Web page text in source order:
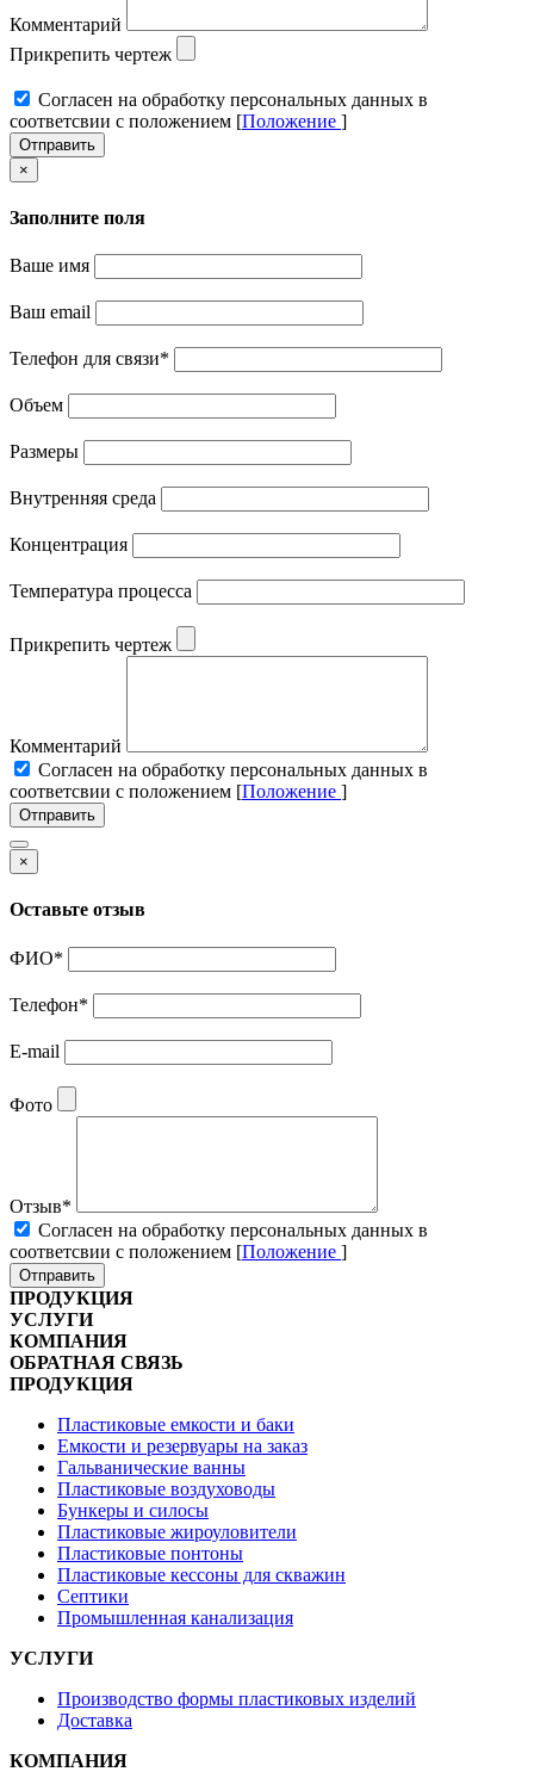
Комментарий
Прикрепить чертеж
Cогласен на обработку персональных данных в
соответсвии с положением [Положение ]
Отправить
×
Заполните поля
Ваше имя
Ваш email
Телефон для связи*
Объем
Размеры
Внутренняя среда
Концентрация
Температура процесса
Прикрепить чертеж
Комментарий
Cогласен на обработку персональных данных в
соответсвии с положением [Положение ]
Отправить
×
Оставьте отзыв
ФИО*
Телефон*
E-mail
Фото
Отзыв*
Cогласен на обработку персональных данных в
соответсвии с положением [Положение ]
Отправить
ПРОДУКЦИЯ
УСЛУГИ
КОМПАНИЯ
ОБРАТНАЯ СВЯЗЬ
ПРОДУКЦИЯ
Пластиковые емкости и баки
Емкости и резервуары на заказ
Гальванические ванны
Пластиковые воздуховоды
Бункеры и силосы
Пластиковые жироуловители
Пластиковые понтоны
Пластиковые кессоны для скважин
Септики
Промышленная канализация
УСЛУГИ
Производство формы пластиковых изделий
Доставка
КОМПАНИЯ